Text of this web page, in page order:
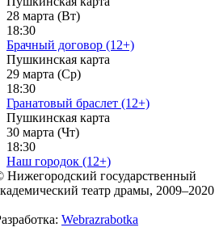
28 марта (Вт)
18:30
Брачный договор (12+)
Пушкинская карта
29 марта (Ср)
18:30
Гранатовый браслет (12+)
Пушкинская карта
30 марта (Чт)
18:30
Наш городок (12+)
Нижегородский государственный
театр драмы, 2009–2020
Webrazrabotka